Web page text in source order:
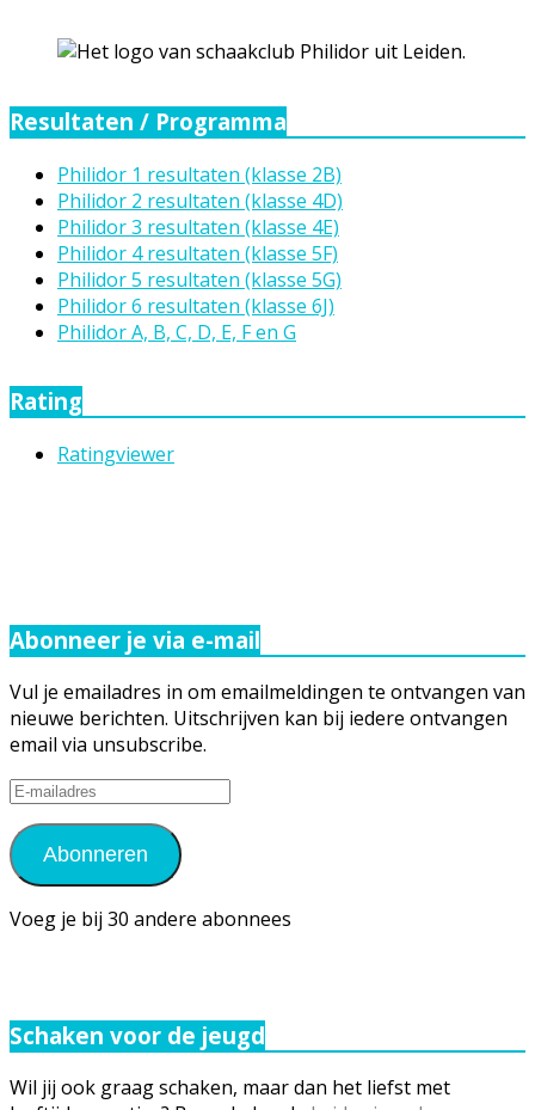
Resultaten / Programma
Philidor 1 resultaten (klasse 2B)
Philidor 2 resultaten (klasse 4D)
Philidor 3 resultaten (klasse 4E)
Philidor 4 resultaten (klasse 5F)
Philidor 5 resultaten (klasse 5G)
Philidor 6 resultaten (klasse 6J)
Philidor A, B, C, D, E, F en G
Rating
Ratingviewer
Abonneer je via e-mail
Vul je emailadres in om emailmeldingen te ontvangen van
nieuwe berichten. Uitschrijven kan bij iedere ontvangen
email via unsubscribe.
E-
Abonneren
Voeg je bij 30 andere abonnees
Schaken voor de jeugd
Wil jij ook graag schaken, maar dan het liefst met